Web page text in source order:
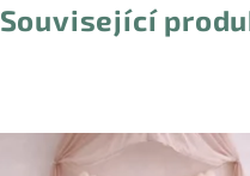
Související